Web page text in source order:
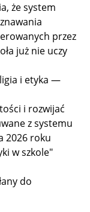
że system
przez
już nie uczy
i etyka —
i rozwijać
z systemu
2026 roku
w szkole"
do